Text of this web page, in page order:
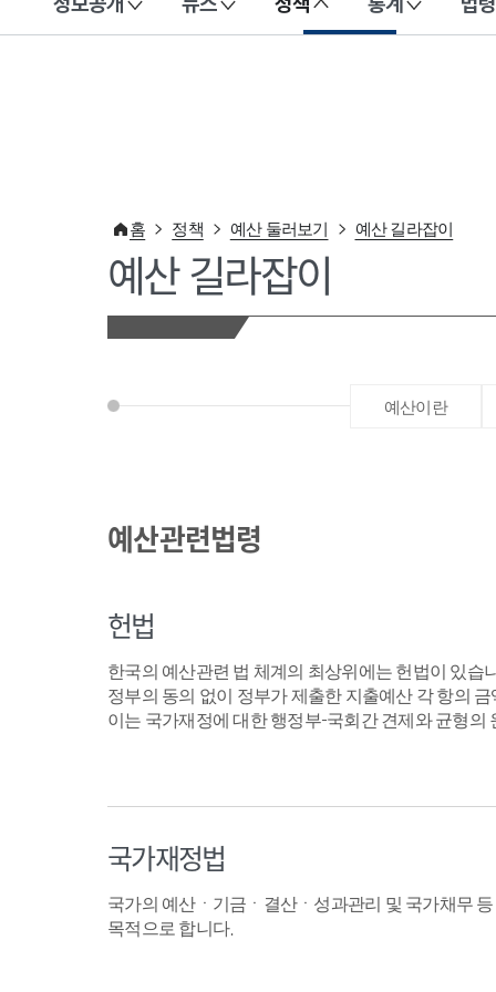
이 누리집은 대한민국 공식 전자정부 누리집입니다.
홈 정책 예산 둘러보기 예산 길라잡이
예산 길라잡이
예산이란
예산관련법령
헌법
한국의 예산관련 법 체계의 최상위에는 헌법이 있
정부의 동의 없이 정부가 제출한 지출예산 각 항의
이는 국가재정에 대한 행정부-국회간 견제와 균형의
국가재정법
국가의 예산ㆍ기금ㆍ결산ㆍ성과관리 및 국가채무
목적으로 합니다.